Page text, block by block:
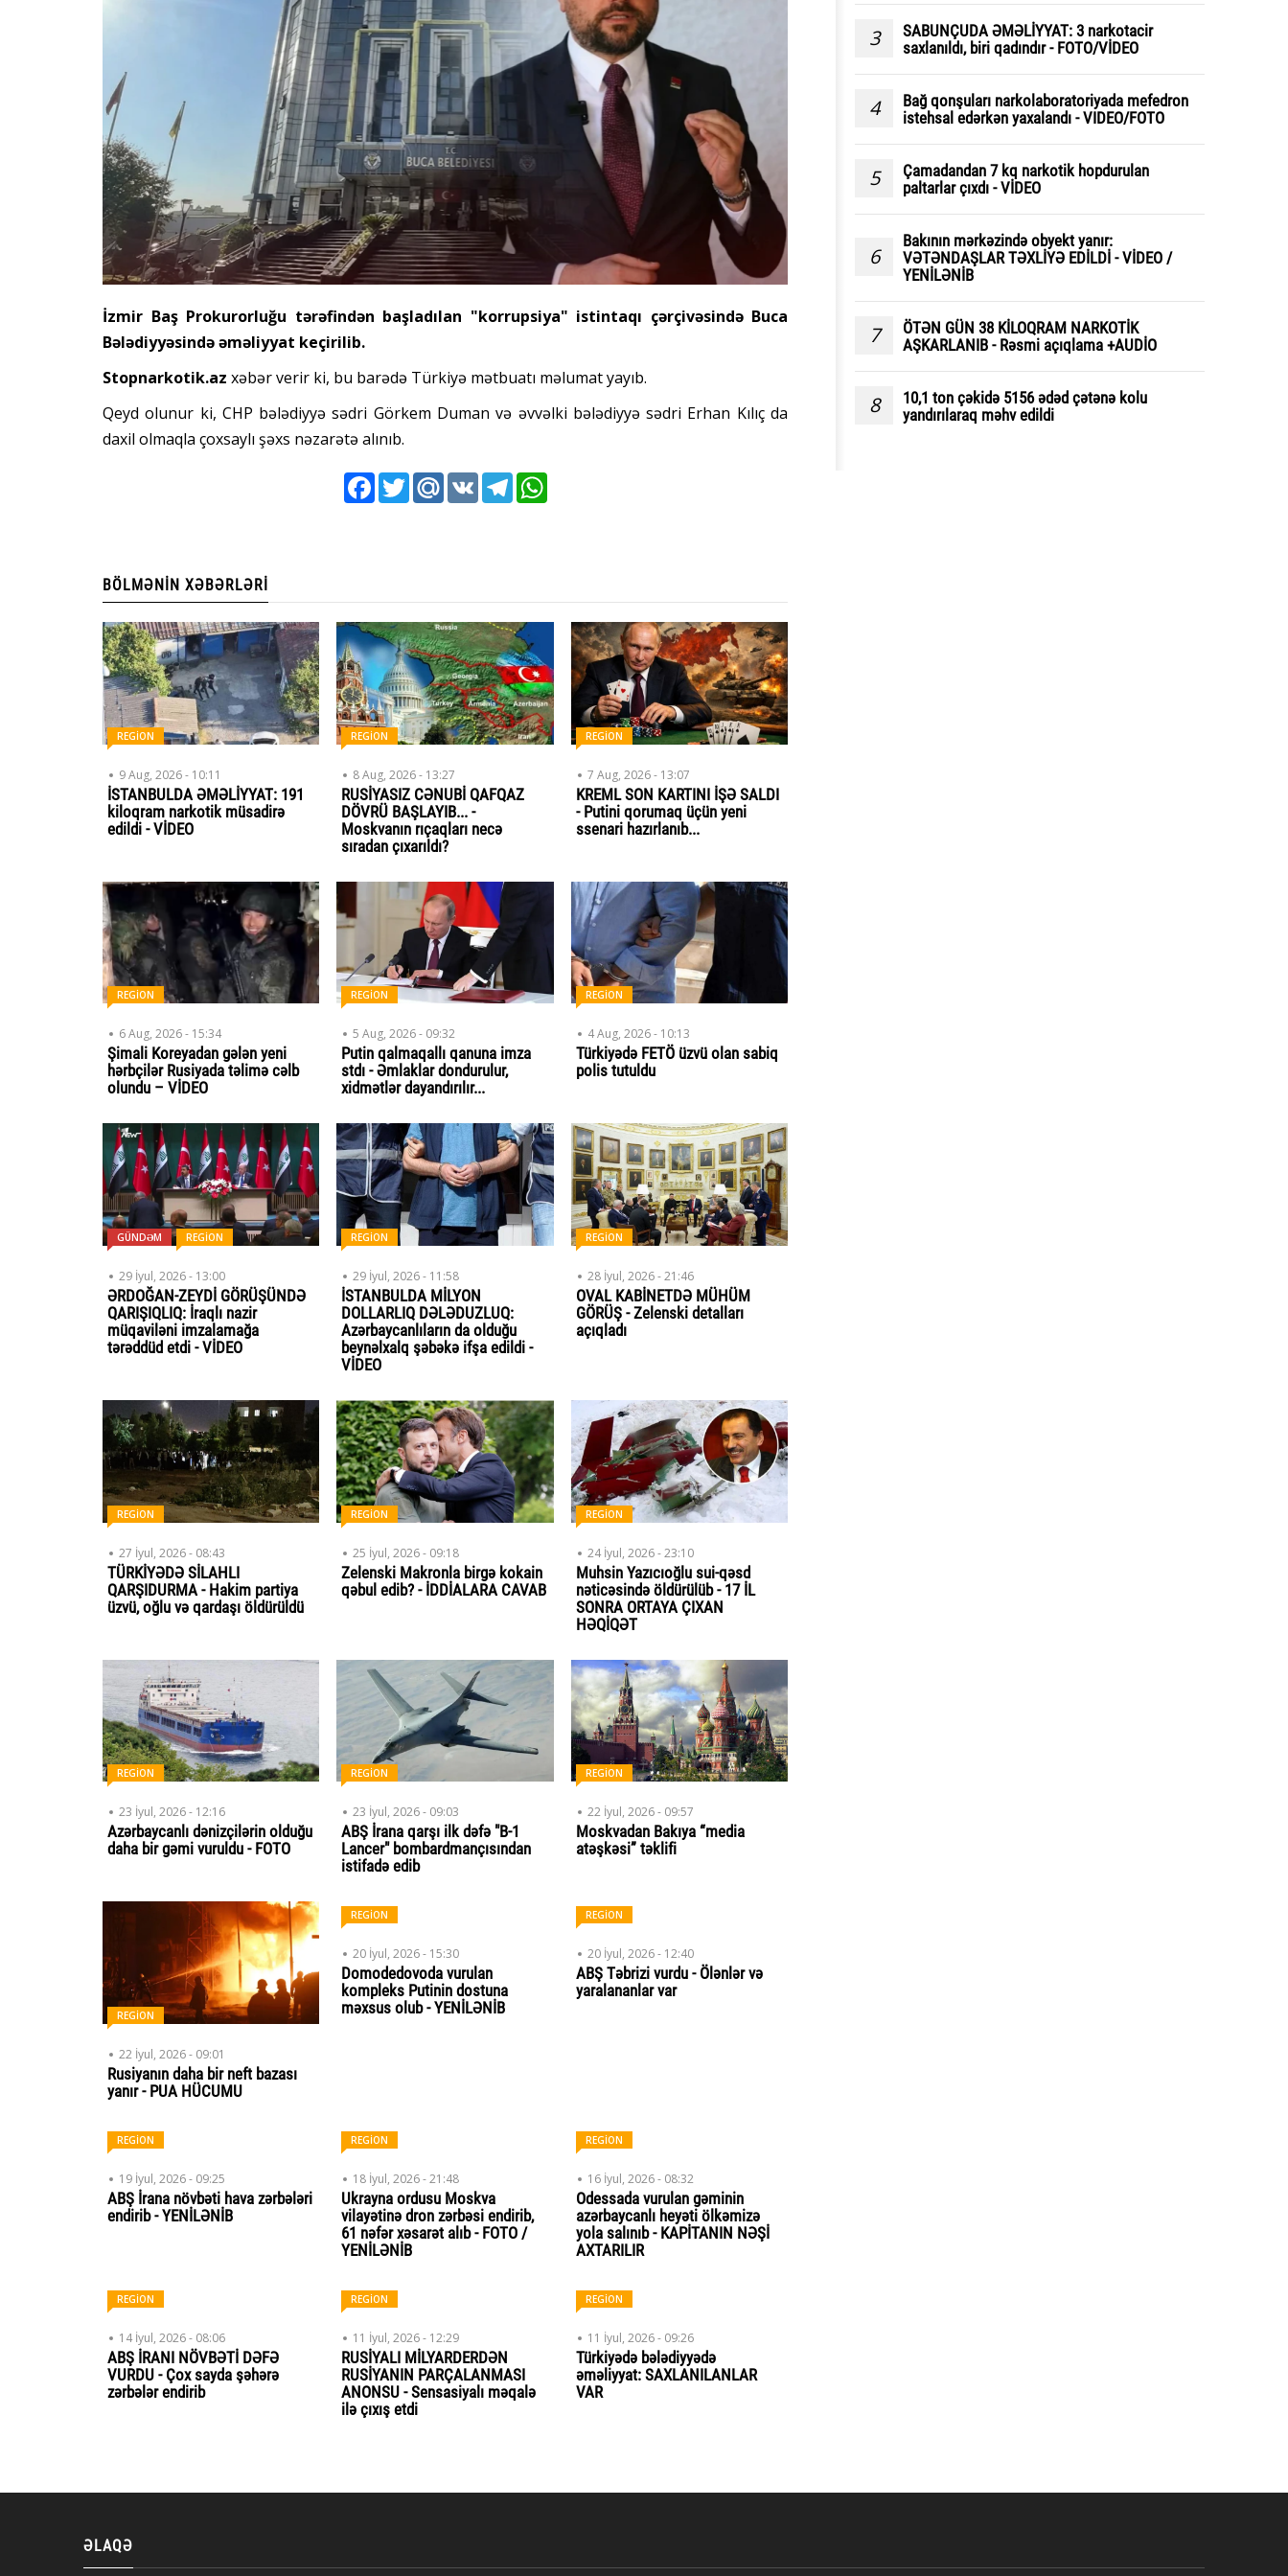
İzmir Baş Prokurorluğu tərəfindən başladılan "korrupsiya" istintaqı çərçivəsində Buca
Bələdiyyəsində əməliyyat keçirilib.
Stopnarkotik.az xəbər verir ki, bu barədə Türkiyə mətbuatı məlumat yayıb.
Qeyd olunur ki, CHP bələdiyyə sədri Görkem Duman və əvvəlki bələdiyyə sədri Erhan Kılıç da
daxil olmaqla çoxsaylı şəxs nəzarətə alınıb.
FacebookTwitterMail.RuVK Telegram
BÖLMƏNIN XƏBƏRLƏRI
REGİON
9 Aug, 2026 - 10:11
İSTANBULDA ƏMƏLİYYAT: 191
kiloqram narkotik müsadirə
edildi - VİDEO
REGİON
8 Aug, 2026 - 13:27
RUSİYASIZ CƏNUBİ QAFQAZ
DÖVRÜ BAŞLAYIB... -
Moskvanın rıçaqları necə
sıradan çıxarıldı?
REGİON
7 Aug, 2026 - 13:07
KREML SON KARTINI İŞƏ SALDI
- Putini qorumaq üçün yeni
ssenari hazırlanıb...
REGİON
6 Aug, 2026 - 15:34
Şimali Koreyadan gələn yeni
hərbçilər Rusiyada təlimə cəlb
olundu – VİDEO
REGİON
5 Aug, 2026 - 09:32
Putin qalmaqallı qanuna imza
stdı - Əmlaklar dondurulur,
xidmətlər dayandırılır...
REGİON
4 Aug, 2026 - 10:13
Türkiyədə FETÖ üzvü olan sabiq
polis tutuldu
GÜNDƏM REGİON
29 İyul, 2026 - 13:00
ƏRDOĞAN-ZEYDİ GÖRÜŞÜNDƏ
QARIŞIQLIQ: İraqlı nazir
müqaviləni imzalamağa
tərəddüd etdi - VİDEO
REGİON
29 İyul, 2026 - 11:58
İSTANBULDA MİLYON
DOLLARLIQ DƏLƏDUZLUQ:
Azərbaycanlıların da olduğu
beynəlxalq şəbəkə ifşa edildi -
VİDEO
REGİON
28 İyul, 2026 - 21:46
OVAL KABİNETDƏ MÜHÜM
GÖRÜŞ - Zelenski detalları
açıqladı
REGİON
27 İyul, 2026 - 08:43
TÜRKİYƏDƏ SİLAHLI
QARŞIDURMA - Hakim partiya
üzvü, oğlu və qardaşı öldürüldü
REGİON
25 İyul, 2026 - 09:18
Zelenski Makronla birgə kokain
qəbul edib? - İDDİALARA CAVAB
REGİON
24 İyul, 2026 - 23:10
Muhsin Yazıcıoğlu sui-qəsd
nəticəsində öldürülüb - 17 İL
SONRA ORTAYA ÇIXAN
HƏQİQƏT
REGİON
23 İyul, 2026 - 12:16
Azərbaycanlı dənizçilərin olduğu
daha bir gəmi vuruldu - FOTO
REGİON
23 İyul, 2026 - 09:03
ABŞ İrana qarşı ilk dəfə "B-1
Lancer" bombardmançısından
istifadə edib
REGİON
22 İyul, 2026 - 09:57
Moskvadan Bakıya “media
atəşkəsi” təklifi
REGİON
22 İyul, 2026 - 09:01
Rusiyanın daha bir neft bazası
yanır - PUA HÜCUMU
REGİON
20 İyul, 2026 - 15:30
Domodedovoda vurulan
kompleks Putinin dostuna
məxsus olub - YENİLƏNİB
REGİON
20 İyul, 2026 - 12:40
ABŞ Təbrizi vurdu - Ölənlər və
yaralananlar var
REGİON
19 İyul, 2026 - 09:25
ABŞ İrana növbəti hava zərbələri
endirib - YENİLƏNİB
REGİON
18 İyul, 2026 - 21:48
Ukrayna ordusu Moskva
vilayətinə dron zərbəsi endirib,
61 nəfər xəsarət alıb - FOTO /
YENİLƏNİB
REGİON
16 İyul, 2026 - 08:32
Odessada vurulan gəminin
azərbaycanlı heyəti ölkəmizə
yola salınıb - KAPİTANIN NƏŞİ
AXTARILIR
REGİON
14 İyul, 2026 - 08:06
ABŞ İRANI NÖVBƏTİ DƏFƏ
VURDU - Çox sayda şəhərə
zərbələr endirib
REGİON
11 İyul, 2026 - 12:29
RUSİYALI MİLYARDERDƏN
RUSİYANIN PARÇALANMASI
ANONSU - Sensasiyalı məqalə
ilə çıxış etdi
REGİON
11 İyul, 2026 - 09:26
Türkiyədə bələdiyyədə
əməliyyat: SAXLANILANLAR
VAR
3
SABUNÇUDA ƏMƏLİYYAT: 3 narkotacir
saxlanıldı, biri qadındır - FOTO/VİDEO
4
Bağ qonşuları narkolaboratoriyada mefedron
istehsal edərkən yaxalandı - VIDEO/FOTO
5
Çamadandan 7 kq narkotik hopdurulan
paltarlar çıxdı - VİDEO
6
Bakının mərkəzində obyekt yanır:
VƏTƏNDAŞLAR TƏXLİYƏ EDİLDİ - VİDEO /
YENİLƏNİB
7
ÖTƏN GÜN 38 KİLOQRAM NARKOTİK
AŞKARLANIB - Rəsmi açıqlama +AUDİO
8
10,1 ton çəkidə 5156 ədəd çətənə kolu
yandırılaraq məhv edildi
ƏLAQƏ